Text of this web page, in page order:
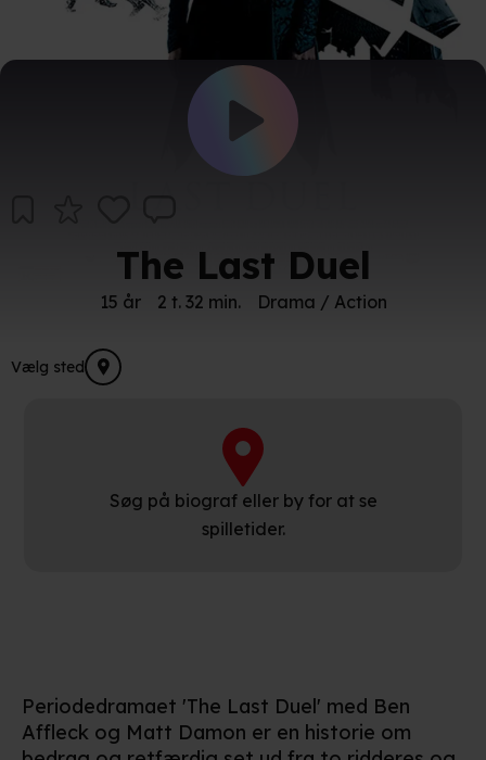
The Last Duel
15 år 2 t. 32 min. Drama / Action
Vælg sted
Søg på biograf eller by for at se
spilletider.
Periodedramaet 'The Last Duel' med Ben
Affleck og Matt Damon er en historie om